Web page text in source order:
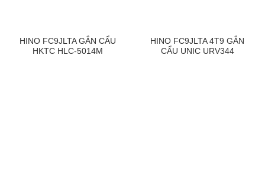
HINO FC9JLTA GẮN CẨU
HKTC HLC-5014M
HINO FC9JLTA 4T9 GẮN
CẨU UNIC URV344